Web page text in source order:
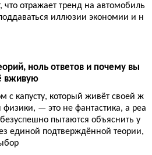
что отражает тренд на автомобиль
иллюзии экономии и н
ноль ответов и почему вы
вживую
с капусту, который живёт своей ж
— это не фантастика, а реа
пытаются объяснить у
единой подтверждённой теории,